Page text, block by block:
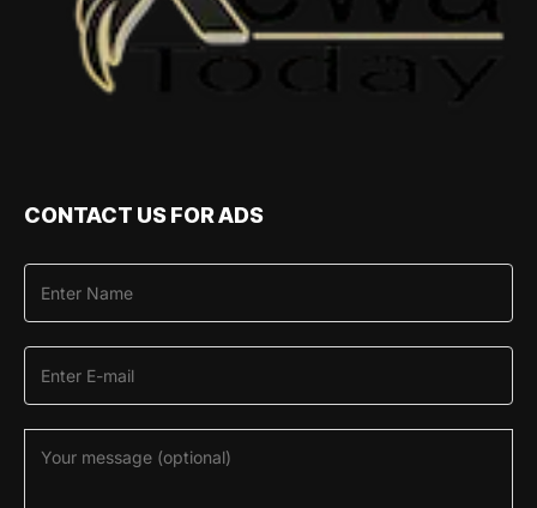
CONTACT US FOR ADS